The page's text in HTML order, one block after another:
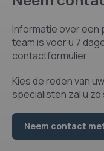
Informatie over een
team is voor u 7
contactformulier.
Kies de reden van
specialisten zal u
Neem contact